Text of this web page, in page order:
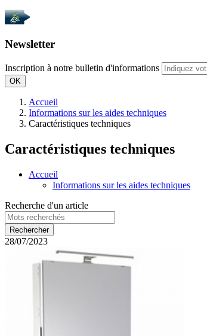
Newsletter
Inscription à notre bulletin d'informations
OK
Accueil
Informations sur les aides techniques
Caractéristiques techniques
Caractéristiques techniques
Accueil
Informations sur les aides techniques
Recherche d'un article
28/07/2023